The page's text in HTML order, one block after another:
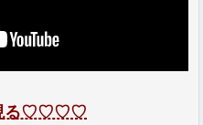
現る♡♡♡♡